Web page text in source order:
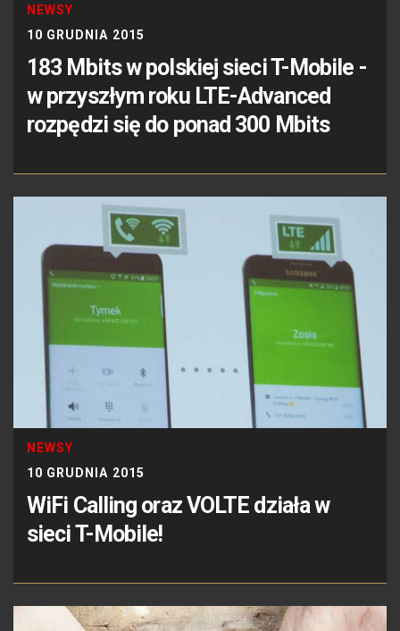
NEWSY
10 GRUDNIA 2015
183 Mbits w polskiej sieci T-Mobile -
w przyszłym roku LTE-Advanced
rozpędzi się do ponad 300 Mbits
NEWSY
10 GRUDNIA 2015
WiFi Calling oraz VOLTE działa w
sieci T-Mobile!